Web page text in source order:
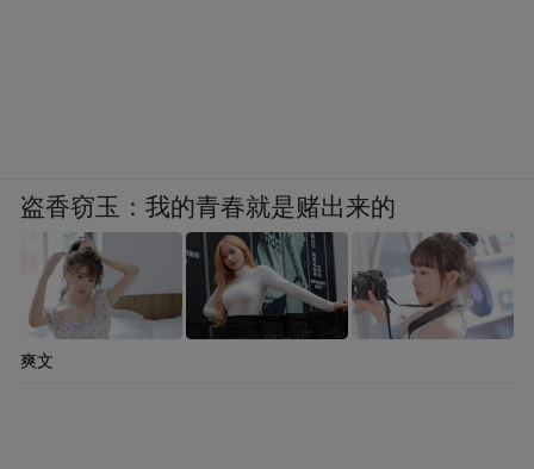
盗香窃玉：我的青春就是赌出来的
爽文